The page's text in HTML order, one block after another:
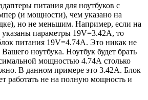
питания для ноутбуков с
(и мощности), чем указано на
но не меньшим. Например, если на
параметры 19V=3.42A, то
питания 19V=4.74A. Это никак не
Вашего ноутбука. Ноутбук будет брать
мощностью 4.74А столько
В данном примере это 3.42А. Блок
работать не на полную мощность и